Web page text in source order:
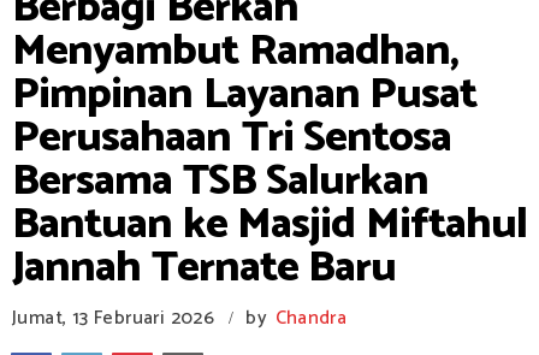
Menyambut Ramadhan,
Pimpinan Layanan Pusat
Perusahaan Tri Sentosa
Bersama TSB Salurkan
Bantuan ke Masjid Miftahul
Jannah Ternate Baru
Jumat, 13 Februari 2026 / by Chandra